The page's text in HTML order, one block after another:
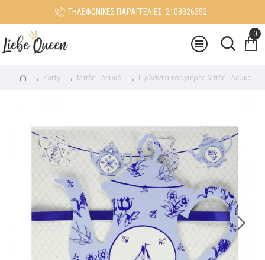
ΤΗΛΕΦΩΝΙΚΕΣ ΠΑΡΑΓΓΕΛΙΕΣ: 2108326352
0
Party Μπλε - Λευκό Γιρλάντα τσαγιέρες Μπλέ - Λευκό